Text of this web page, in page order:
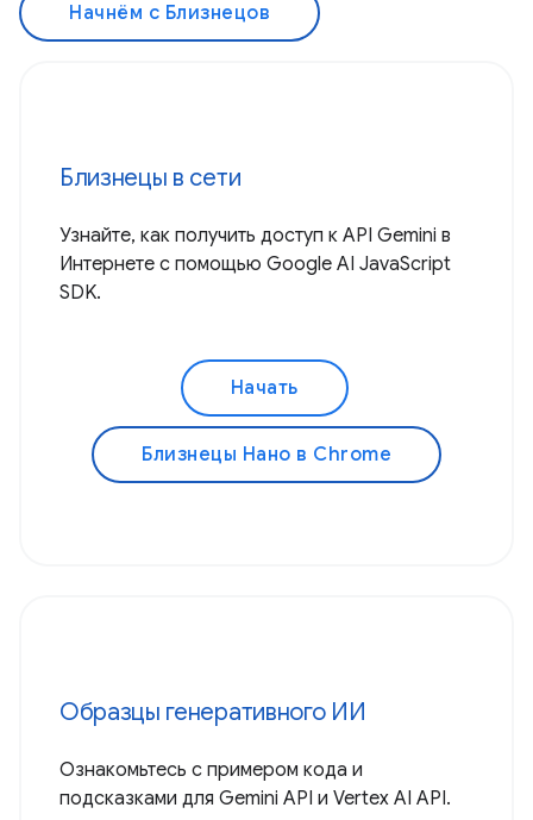
Начнём с Близнецов
Близнецы в сети
Узнайте, как получить доступ к API Gemini в
Интернете с помощью Google AI JavaScript
SDK.
Начать
Близнецы Нано в Chrome
Образцы генеративного ИИ
Ознакомьтесь с примером кода и
подсказками для Gemini API и Vertex AI API.